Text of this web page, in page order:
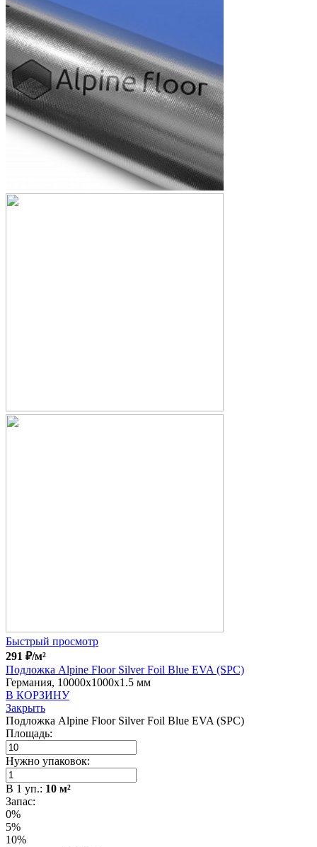
Быстрый просмотр
291 ₽/м²
Подложка Alpine Floor Silver Foil Blue EVA (SPC)
Германия, 10000x1000x1.5 мм
В КОРЗИНУ
Закрыть
Подложка Alpine Floor Silver Foil Blue EVA (SPC)
Площадь:
Нужно упаковок:
В 1 уп.: 10 м²
Запас:
0%
5%
10%